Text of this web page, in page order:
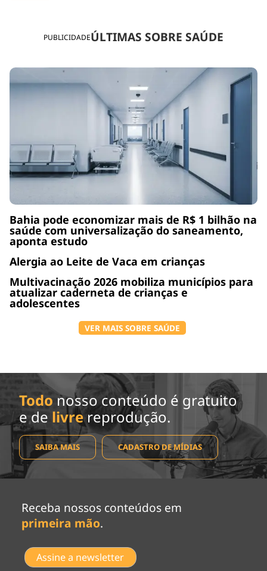
PUBLICIDADEÚLTIMAS SOBRE SAÚDE
Bahia pode economizar mais de R$ 1 bilhão na
saúde com universalização do saneamento,
aponta estudo
Alergia ao Leite de Vaca em crianças
Multivacinação 2026 mobiliza municípios para
atualizar caderneta de crianças e
adolescentes
VER MAIS SOBRE SAÚDE
Todo nosso conteúdo é gratuito
e de livrereprodução.
SAIBA MAIS CADASTRO DE MÍDIAS
Receba nossos conteúdos em
primeira mão.
Assine a newsletter